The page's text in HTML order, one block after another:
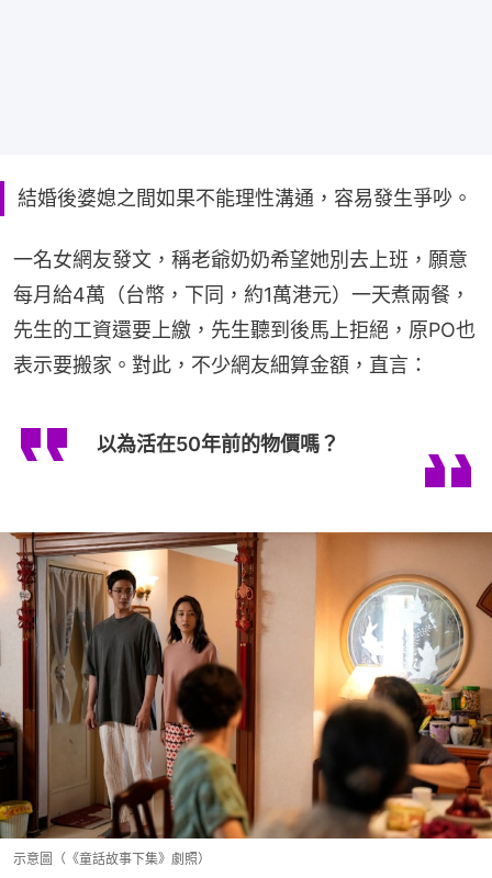
結婚後婆媳之間如果不能理性溝通，容易發生爭吵。
一名女網友發文，稱老爺奶奶希望她別去上班，願意
每月給4萬（台幣，下同，約1萬港元）一天煮兩餐，
先生的工資還要上繳，先生聽到後馬上拒絕，原PO也
表示要搬家。對此，不少網友細算金額，直言：
以為活在50年前的物價嗎？
示意圖（《童話故事下集》劇照）